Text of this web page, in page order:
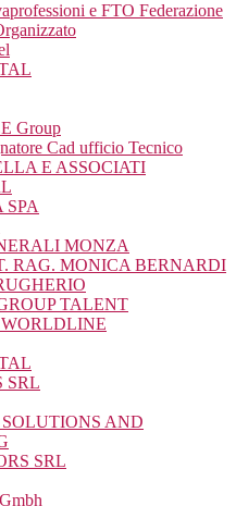
e FTO Federazione
Group
Cad ufficio Tecnico
E ASSOCIATI
MONZA
RAG. MONICA BERNARDI
TALENT
SRL
AND
SRL